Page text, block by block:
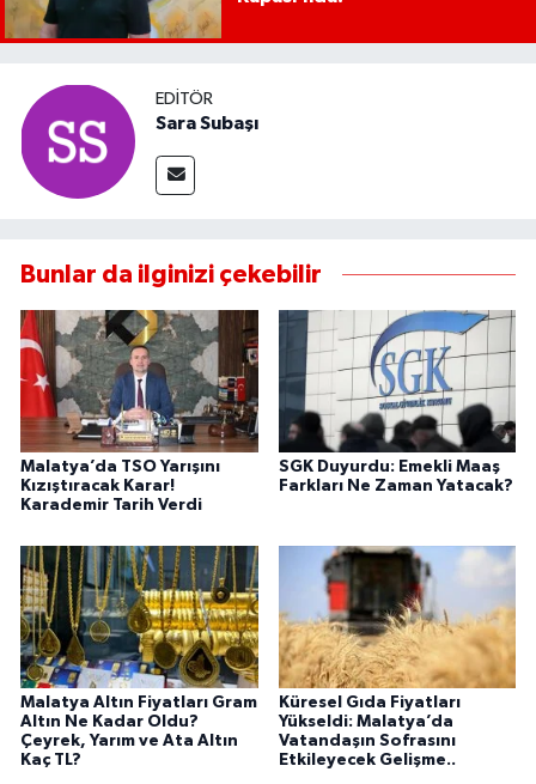
EDITÖR
Sara Subaşı
Bunlar da ilginizi çekebilir
Malatya’da TSO Yarışını
Kızıştıracak Karar!
Karademir Tarih Verdi
SGK Duyurdu: Emekli Maaş
Farkları Ne Zaman Yatacak?
Malatya Altın Fiyatları Gram
Altın Ne Kadar Oldu?
Çeyrek, Yarım ve Ata Altın
Kaç TL?
Küresel Gıda Fiyatları
Yükseldi: Malatya’da
Vatandaşın Sofrasını
Etkileyecek Gelişme..